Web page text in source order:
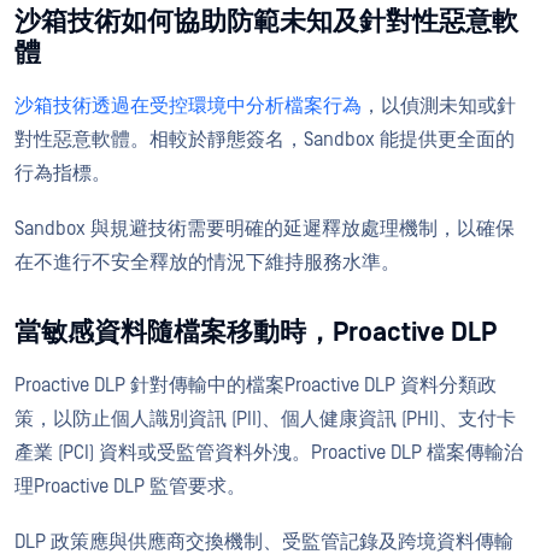
沙箱技術如何協助防範未知及針對性惡意軟
體
沙箱技術透過在受控環境中分析檔案行為 ，以偵測未知或針
對性惡意軟體。相較於靜態簽名，Sandbox 能提供更全面的
行為指標。
Sandbox 與規避技術需要明確的延遲釋放處理機制，以確保
在不進行不安全釋放的情況下維持服務水準。
當敏感資料隨檔案移動時，Proactive DLP
Proactive DLP 針對傳輸中的檔案Proactive DLP 資料分類政
策，以防止個人識別資訊 (PII)、個人健康資訊 (PHI)、支付卡
產業 (PCI) 資料或受監管資料外洩。Proactive DLP 檔案傳輸治
理Proactive DLP 監管要求。
DLP 政策應與供應商交換機制、受監管記錄及跨境資料傳輸